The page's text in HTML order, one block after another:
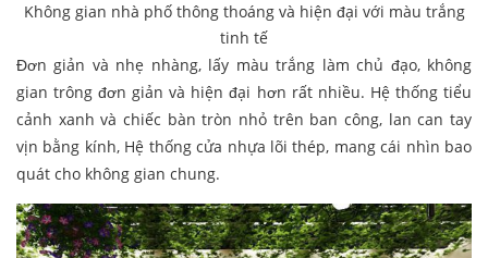
Không gian nhà phố thông thoáng và hiện đại với màu trắng
tinh tế
Đơn giản và nhẹ nhàng, lấy màu trắng làm chủ đạo, không
gian trông đơn giản và hiện đại hơn rất nhiều. Hệ thống tiểu
cảnh xanh và chiếc bàn tròn nhỏ trên ban công, lan can tay
vịn bằng kính, Hệ thống cửa nhựa lõi thép, mang cái nhìn bao
quát cho không gian chung.